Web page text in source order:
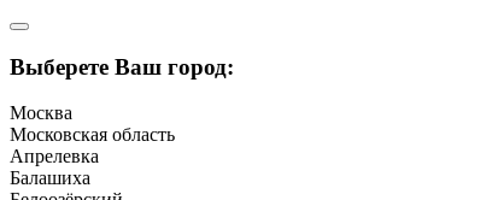
Выберете Ваш город:
Москва
Московская область
Апрелевка
Балашиха